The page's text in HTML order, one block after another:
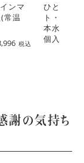
ンマ
常温
税込
ひとつぶ
ト・ジュ
本水よう
個入り(常
謝の気持ち